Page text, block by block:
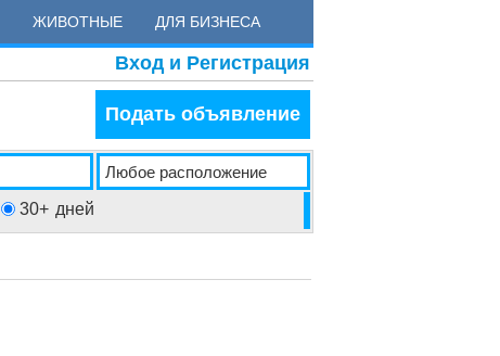
ЖИВОТНЫЕ ДЛЯ БИЗНЕСА
Вход и Регистрация
Подать объявление
30+ дней